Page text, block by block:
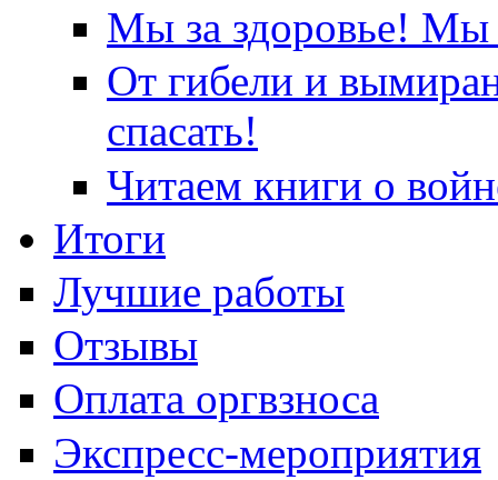
Мы за здоровье! Мы
От гибели и
спасать!
Читаем книги о
Итоги
Лучшие работы
Отзывы
Оплата оргвзноса
Экспресс-мероприятия